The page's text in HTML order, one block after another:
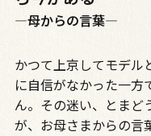
―母からの言葉―
かつて上京してモデル
に自信がなかった一方
ん。その迷い、とまど
が、お母さまからの言